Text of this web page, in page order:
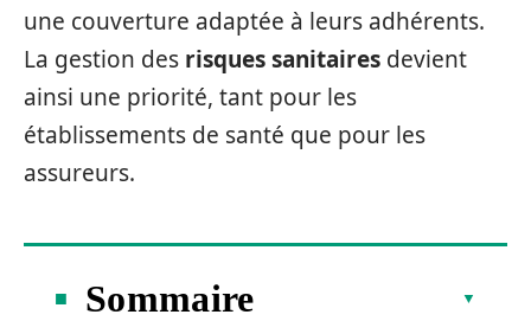
une couverture adaptée à leurs adhérents.
La gestion des risques sanitaires devient
ainsi une priorité, tant pour les
établissements de santé que pour les
assureurs.
Sommaire